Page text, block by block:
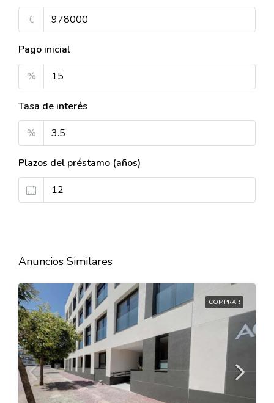
€
Pago inicial
%
Tasa de interés
%
Plazos del préstamo (años)
Anuncios Similares
COMPRAR